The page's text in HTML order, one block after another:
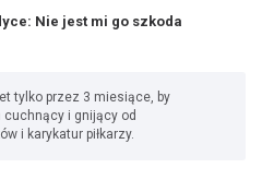
Nie jest mi go szkoda
tylko przez 3 miesiące, by
cuchnący i gnijący od
i karykatur piłkarzy.